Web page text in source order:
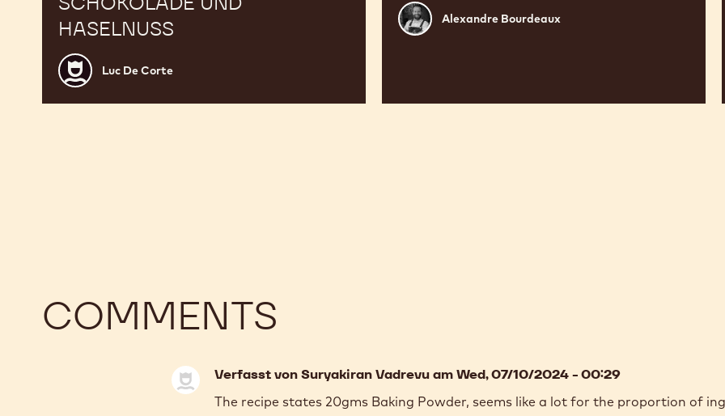
HASELNUSS
Luc
De
Corte
Luc De Corte
Alexandre
Bourdeaux
Alexandre Bourdeaux
COMMENTS
Verfasst vonSuryakiran Vadrevuam Wed, 07/10/2024 - 00:29
The recipe states 20gms Baking Powder, seems like a lot for the proportion of